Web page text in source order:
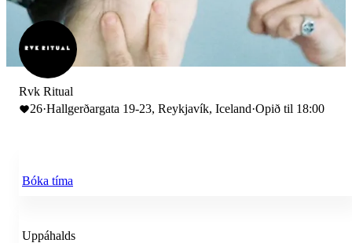
Rvk Ritual
26·Hallgerðargata 19-23, Reykjavík, Iceland·Opið til 18:00
Bóka tíma
Uppáhalds